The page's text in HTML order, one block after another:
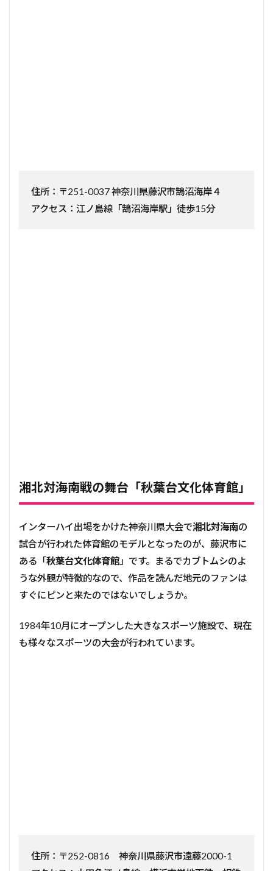
住所：〒251-0037 神奈川県藤沢市鵠沼海岸４
アクセス：江ノ島線「鵠沼海岸駅」徒歩15分
湘北対海南戦の舞台「秋葉台文化体育館」
インターハイ出場をかけた神奈川県大会で湘北対海南の
試合が行われた体育館のモデルとなったのが、藤沢市に
ある「秋葉台文化体育館 」です。まるでカブトムシのよ
うな外観が特徴的なので、作品を読んだ地元のファンは
すぐにピンと来たのではないでしょうか。
1984年10月にオープンした大きなスポーツ施設で、現在
も様々なスポーツの大会が行われています。
住所：〒252-0816 神奈川県藤沢市遠藤2000-1